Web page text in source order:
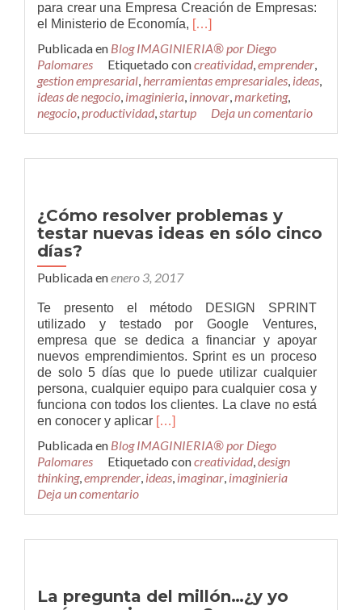
para crear una Empresa Creación de Empresas:
el Ministerio de Economía, Leer
200
herramientas
más
útiles
para
los
[…]
Publicada en Blog IMAGINIERIA® por Diego
Palomares
Etiquetado concreatividad,emprender,
gestion empresarial,herramientas empresariales, ideas,
ideas de negocio, imaginieria, innovar,marketing,
negocio,productividad,startup Deja un comentario
¿Cómo resolver problemas y
testar nuevas ideas en sólo cinco
días?
Publicada enenero 3, 2017
Te presento el método DESIGN SPRINT
utilizado y testado por Google Ventures,
empresa que se dedica a financiar y apoyar
nuevos emprendimientos. Sprint es un proceso
de solo 5 días que lo puede utilizar cualquier
persona, cualquier equipo para cualquier cosa y
funciona con todos los clientes. La clave no está
en conocer y aplicar Leer
resolver
problemas
y
nuevas
días?
[…]
Publicada en Blog IMAGINIERIA® por Diego
Palomares
Etiquetado concreatividad,design
thinking,emprender, ideas, imaginar, imaginieria
Deja un comentario
La pregunta del millón…¿y yo